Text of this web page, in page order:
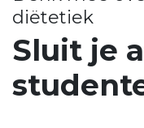
diëtetiek
Sluit je